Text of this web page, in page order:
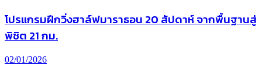
โปรแกรมฝึกวิ่งฮาล์ฟมาราธอน 20 สัปดาห์ จากพื้นฐานสู่
พิชิต 21 กม.
02/01/2026